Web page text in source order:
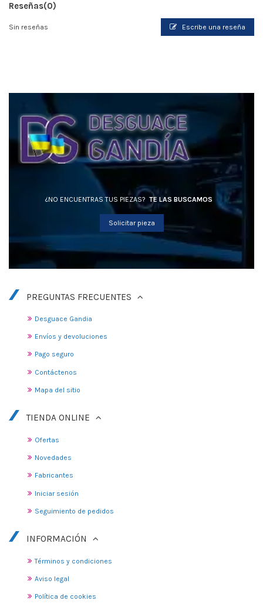
Reseñas(0)
Sin reseñas Escribe una reseña
¿NO ENCUENTRAS TUS PIEZAS? TE LAS BUSCAMOS
Solicitar pieza
PREGUNTAS FRECUENTES
Desguace Gandia
Envíos y devoluciones
Pago seguro
Contáctenos
Mapa del sitio
TIENDA ONLINE
Ofertas
Novedades
Fabricantes
Iniciar sesión
Seguimiento de pedidos
INFORMACIÓN
Términos y condiciones
Aviso legal
Política de cookies